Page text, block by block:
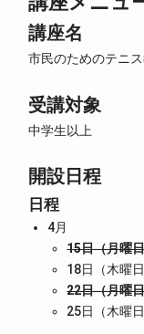
講座名
市民のためのテニス
受講対象
中学生以上
開設日程
日程
4月
15日（月曜
18日（木曜日
22日（月曜
25日（木曜日